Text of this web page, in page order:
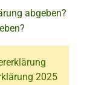
abgeben?
2025